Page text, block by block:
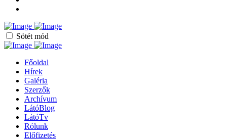
Sötét mód
Főoldal
Hírek
Galéria
Szerzők
Archívum
LátóBlog
LátóTv
Rólunk
Előfizetés